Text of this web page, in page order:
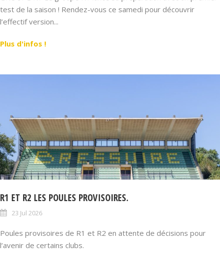
test de la saison ! Rendez-vous ce samedi pour découvrir
l’effectif version...
Plus d'infos !
R1 ET R2 LES POULES PROVISOIRES.
23 Jul 2026
Poules provisoires de R1 et R2 en attente de décisions pour
l’avenir de certains clubs.